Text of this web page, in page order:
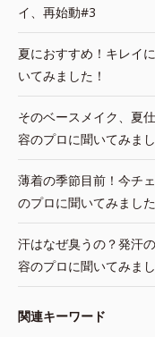
イ、再始動#3
夏におすすめ！キレイ
いてみました！
そのベースメイク、夏
容のプロに聞いてみまし
薄着の季節目前！今チ
のプロに聞いてみました
汗はなぜ臭うの？発汗
容のプロに聞いてみまし
関連キーワード